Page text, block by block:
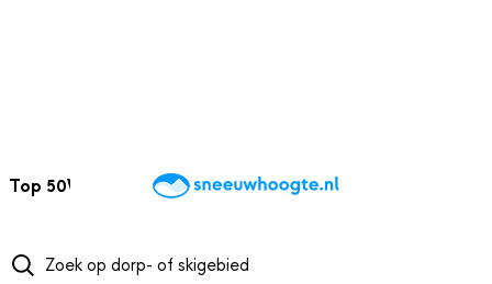
Top 50Webcams WintersportweerKaarten